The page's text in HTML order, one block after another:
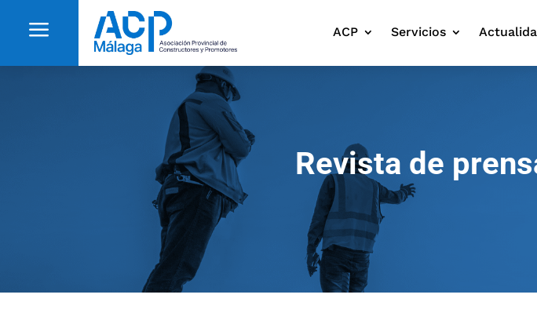
a ACP Servicios
Revista de